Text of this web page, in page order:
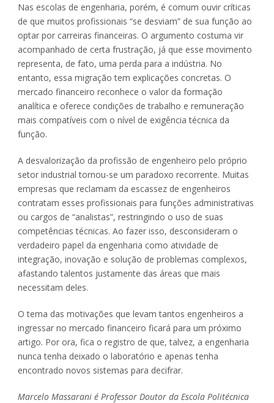
Nas escolas de engenharia, porém, é comum ouvir críticas
de que muitos profissionais “se desviam” de sua função ao
optar por carreiras financeiras. O argumento costuma vir
acompanhado de certa frustração, já que esse movimento
representa, de fato, uma perda para a indústria. No
entanto, essa migração tem explicações concretas. O
mercado financeiro reconhece o valor da formação
analítica e oferece condições de trabalho e remuneração
mais compatíveis com o nível de exigência técnica da
função.
A desvalorização da profissão de engenheiro pelo próprio
setor industrial tornou-se um paradoxo recorrente. Muitas
empresas que reclamam da escassez de engenheiros
contratam esses profissionais para funções administrativas
ou cargos de “analistas”, restringindo o uso de suas
competências técnicas. Ao fazer isso, desconsideram o
verdadeiro papel da engenharia como atividade de
integração, inovação e solução de problemas complexos,
afastando talentos justamente das áreas que mais
necessitam deles.
O tema das motivações que levam tantos engenheiros a
ingressar no mercado financeiro ficará para um próximo
artigo. Por ora, fica o registro de que, talvez, a engenharia
nunca tenha deixado o laboratório e apenas tenha
encontrado novos sistemas para decifrar.
Marcelo Massarani é Professor Doutor da Escola Politécnica